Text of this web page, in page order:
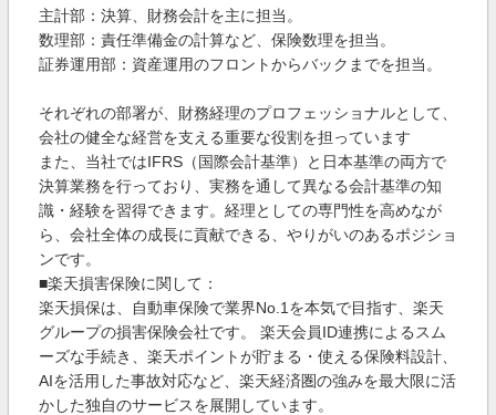
主計部：決算、財務会計を主に担当。
数理部：責任準備金の計算など、保険数理を担当。
証券運用部：資産運用のフロントからバックまでを担当。
それぞれの部署が、財務経理のプロフェッショナルとして、
会社の健全な経営を支える重要な役割を担っています
また、当社ではIFRS（国際会計基準）と日本基準の両方で
決算業務を行っており、実務を通して異なる会計基準の知
識・経験を習得できます。経理としての専門性を高めなが
ら、会社全体の成長に貢献できる、やりがいのあるポジショ
ンです。
■楽天損害保険に関して：
楽天損保は、自動車保険で業界No.1を本気で目指す、楽天
グループの損害保険会社です。 楽天会員ID連携によるスム
ーズな手続き、楽天ポイントが貯まる・使える保険料設計、
AIを活用した事故対応など、楽天経済圏の強みを最大限に活
かした独自のサービスを展開しています。